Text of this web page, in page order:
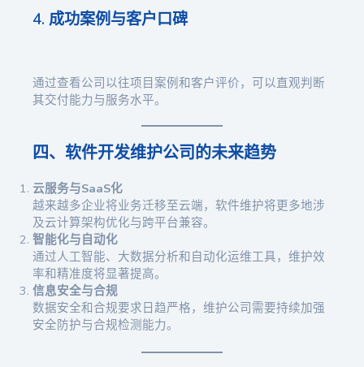
4. 成功案例与客户口碑
通过查看公司以往项目案例和客户评价，可以直观判断
其交付能力与服务水平。
四、软件开发维护公司的未来趋势
云服务与SaaS化
越来越多企业将业务迁移至云端，软件维护将更多地涉
及云计算架构优化与跨平台兼容。
智能化与自动化
通过人工智能、大数据分析和自动化运维工具，维护效
率和精准度将显著提高。
信息安全与合规
数据安全和合规要求日趋严格，维护公司需要持续加强
安全防护与合规检测能力。